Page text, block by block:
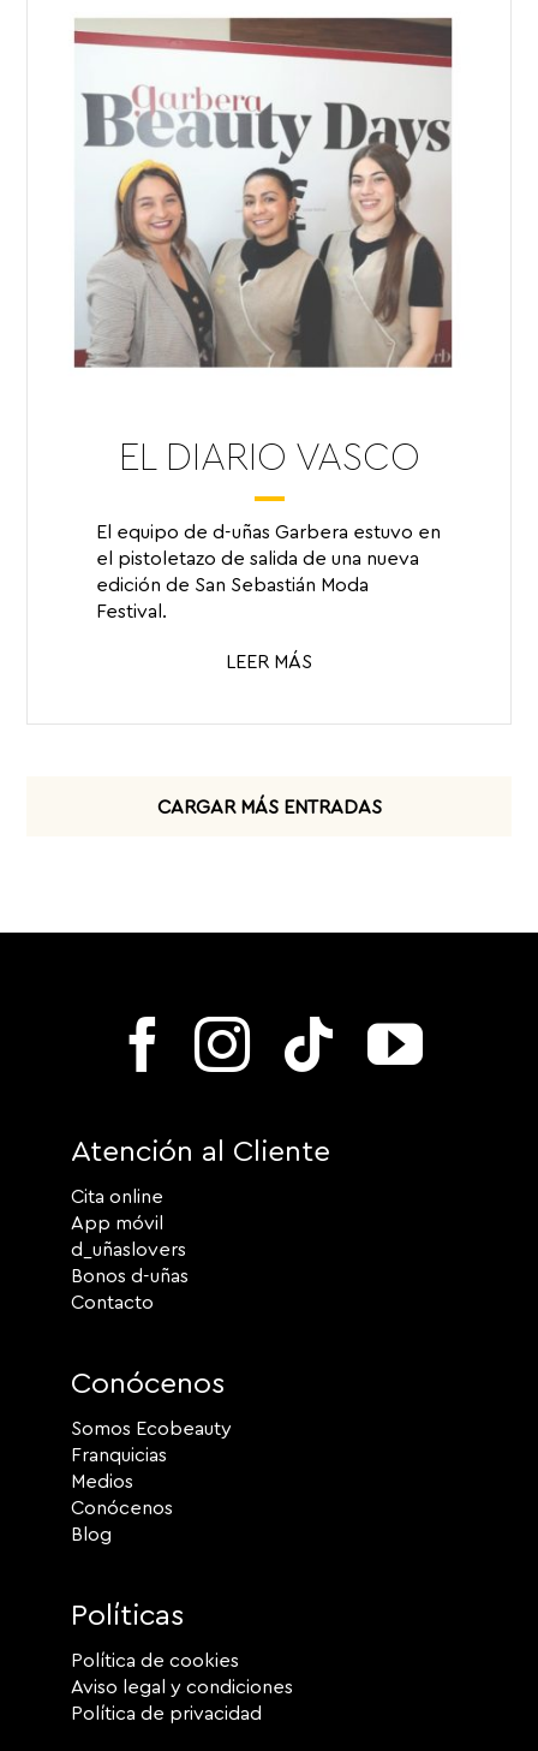
EL DIARIO VASCO
El equipo de d-uñas Garbera estuvo en
el pistoletazo de salida de una nueva
edición de San Sebastián Moda
Festival.
LEER MÁS
CARGAR MÁS ENTRADAS
Atención al Cliente
Cita online
App móvil
d_uñaslovers
Bonos d-uñas
Contacto
Conócenos
Somos Ecobeauty
Franquicias
Medios
Conócenos
Blog
Políticas
Política de cookies
Aviso legal y condiciones
Política de privacidad